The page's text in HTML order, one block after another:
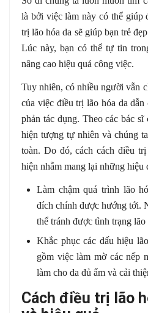
là bởi việc làm này có thể giúp
trị lão hóa da sẽ giúp bạn trẻ
Lúc này, bạn có thể tự tin
nâng cao hiệu quả công việc.
Tuy nhiên, có nhiều người vẫn
của việc điều trị lão hóa da
phản tác dụng. Theo các bác
hiện tượng tự nhiên và chúng
toàn. Do đó, cách cách điều
hiện nhằm mang lại những hiệu
Làm chậm quá trình lão
đích chính được hướng tới.
thể tránh được tình trạng lão
Khắc phục các dấu hiệu
gồm việc làm mờ các nếp
làm cho da đủ ẩm và cải
Cách điều trị lão